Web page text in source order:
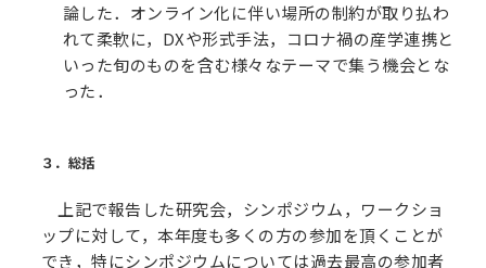
論した．オンライン化に伴い場所の制約が取り払わ
れて柔軟に，DXや形式手法，コロナ禍の産学連携と
いった旬のものを含む様々なテーマで集う機会とな
った．
３．総括
上記で報告した研究会，シンポジウム，ワークショ
ップに対して，本年度も多くの方の参加を頂くことが
でき，特にシンポジウムについては過去最高の参加者